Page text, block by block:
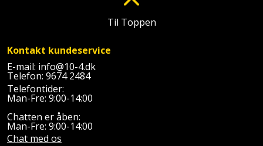
Garageport
Gelænder
Gips
Grundmursplader
skumpistol
Gevindskærer
Gipsværktøj
Glasløfter
Bindemaskine
Bits
Bor
Bordrundsav
Motorsav
og
kædesav
Motorsav
og
kædesav
Brændeovn
Brandslukker
Brugskunst
Camping
Spartelmasse
til
væg
Stålvask
Ventilation
indeklima
Guides
Gaveideer
Aktiviteter
Til Toppen
Kontakt kundeservice
E-mail: info@10-4.dk
Telefon: 9674 2484
Telefontider:
Man-Fre: 9:00-14:00
Chatten er åben:
Man-Fre: 9:00-14:00
Chat med os